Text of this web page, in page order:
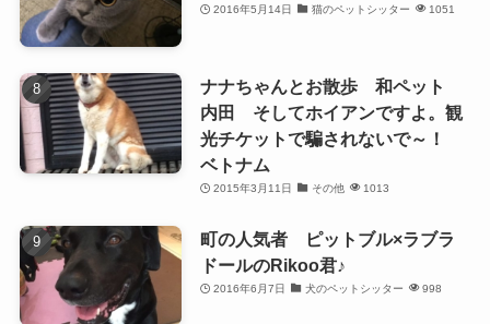
2016年5月14日 猫のペットシッター 1051
ナナちゃんとお散歩 和ペット
内田 そしてホイアンですよ。観
光チケットで騙されないで～！
ベトナム
2015年3月11日 その他 1013
町の人気者 ピットブル×ラブラ
ドールのRikoo君♪
2016年6月7日 犬のペットシッター 998